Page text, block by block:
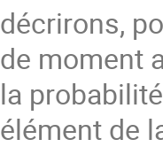
décrirons,
de moment
la
élément de